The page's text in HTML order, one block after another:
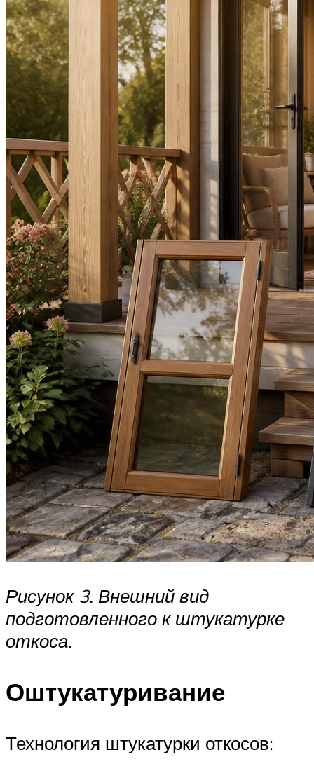
Рисунок 3. Внешний вид
подготовленного к штукатурке
откоса.
Оштукатуривание
Технология штукатурки откосов: